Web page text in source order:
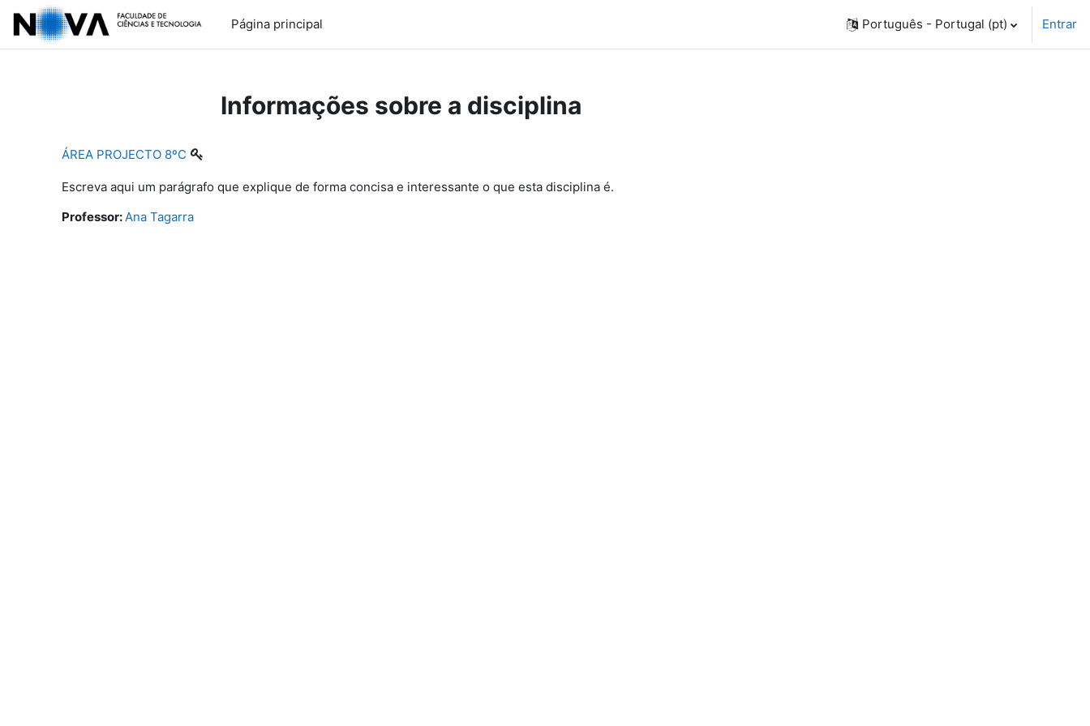
Ir para o conteúdo principal
Página principal
Português - Portugal ‎(pt)‎ Entrar
Informações sobre a disciplina
ÁREA PROJECTO 8ºC
Escreva aqui um parágrafo que explique de forma concisa e interessante o que esta disciplina é.
Professor:Ana Tagarra